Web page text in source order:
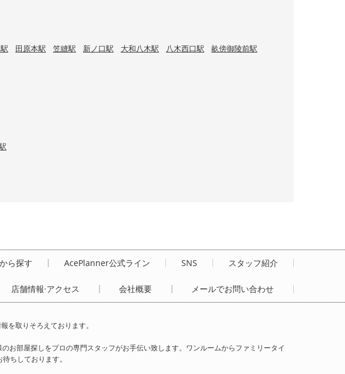
田原本駅 笠縫駅 新ノ口駅 大和八木駅 八木西口駅
畝傍御陵前駅
ら探す AcePlanner公式ライン SNS スタッフ紹介
店舗情報·アクセス 会社概要 メールでお問い合わせ
を取りそろえております。
お部屋探しをプロの専門スタッフがお手伝い致します。ワンルームからファミリータイ
ちしております。